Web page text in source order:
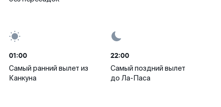
01:00
Самый ранний вылет из
Канкуна
22:00
Самый поздний вылет
до Ла-Паса